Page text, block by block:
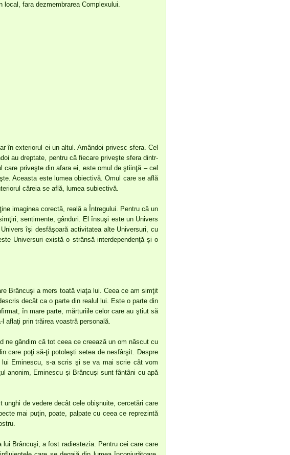
fara dezmembrarea Complexului.
în exteriorul ei un altul. Amândoi privesc sfera. Cel
au dreptate, pentru că fiecare priveşte sfera dintr-
priveşte din afara ei, este omul de ştiinţă – cel
Aceasta este lumea obiectivă. Omul care se află
căreia se află, lumea subiectivă.
imaginea corectă, reală a Întregului. Pentru că un
sentimente, gânduri. El însuşi este un Univers
îşi desfăşoară activitatea alte Universuri, cu
Universuri există o strânsă interdependenţă şi o
Brâncuşi a mers toată viaţa lui. Ceea ce am simţit
decât ca o parte din realul lui. Este o parte din
în mare parte, mărturiile celor care au ştiut să
aflaţi prin trăirea voastră personală.
ne gândim că tot ceea ce creează un om născut cu
care poţi să-ţi potoleşti setea de nesfârşit. Despre
lui Eminescu, s-a scris şi se va mai scrie cât vom
anonim, Eminescu şi Brâncuşi sunt fântâni cu apă
de vedere decât cele obişnuite, cercetări care
mai puţin, poate, palpate cu ceea ce reprezintă
lui Brâncuşi, a fost radiestezia. Pentru cei care care